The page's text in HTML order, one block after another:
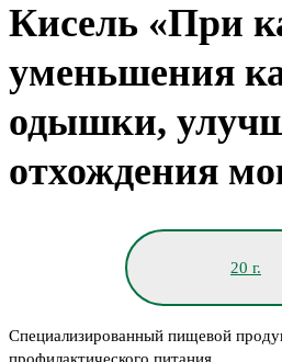
Кисель «При
уменьшения
одышки,
отхождения
20 г.
Специализированный пищевой